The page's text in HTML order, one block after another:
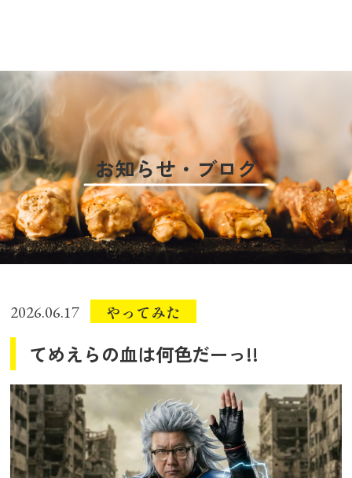
お知らせ・ブログ
2026.06.17 やってみた
てめえらの血は何色だーっ!!